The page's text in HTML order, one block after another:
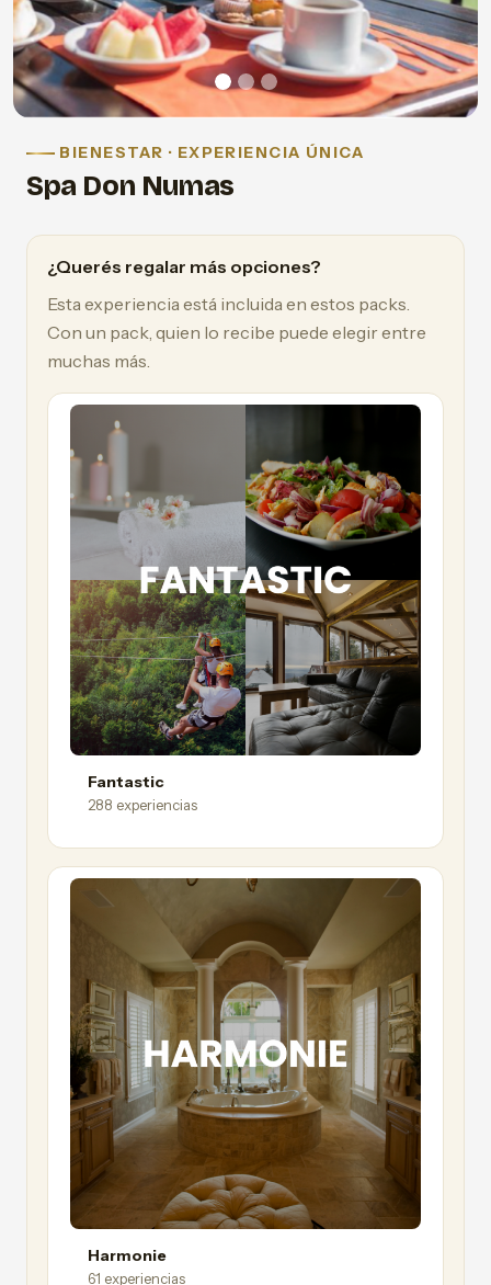
BIENESTAR · EXPERIENCIA ÚNICA
Spa Don Numas
¿Querés regalar más opciones?
Esta experiencia está incluida en estos packs.
Con un pack, quien lo recibe puede elegir entre
muchas más.
Fantastic
288 experiencias
Harmonie
61 experiencias